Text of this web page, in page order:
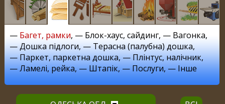
— Багет, рамки, — Блок-хаус, сайдинг, — Вагонка,
—Дошка підлоги, —Терасна (палубна) дошка,
—Паркет, паркетна дошка, —Плінтус, налічник,
—Ламелі, рейка, —Штапік, —Послуги, —Інше